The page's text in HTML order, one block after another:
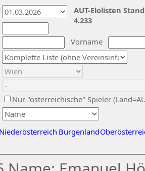
Vorname
Nur "österreichische" Spieler
Niederösterreich Burgenland
AUT-Elolisten
4.233